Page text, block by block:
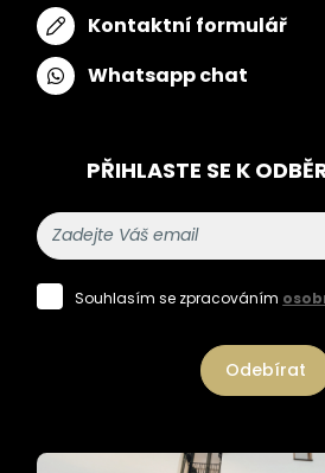
Kontaktní formulář
Whatsapp chat
PŘIHLASTE SE K
Souhlasím se zpracováním
Odebírat